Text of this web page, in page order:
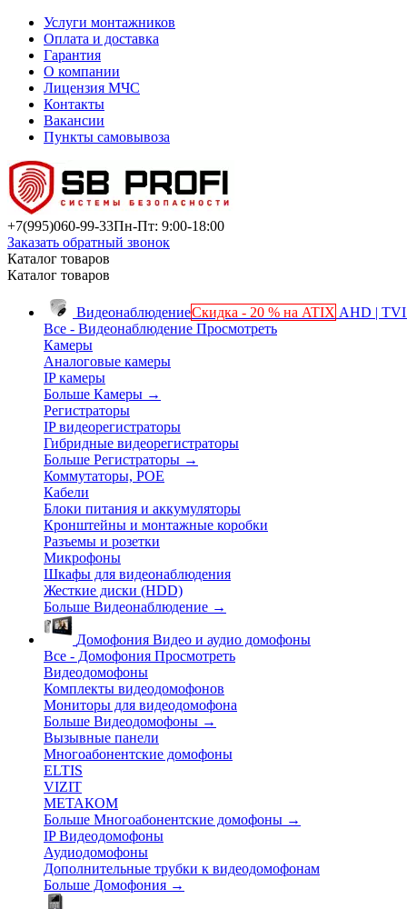
Услуги монтажников
Оплата и доставка
Гарантия
О компании
Лицензия МЧС
Контакты
Вакансии
Пункты самовывоза
+7(995)060-99-33Пн-Пт: 9:00-18:00
Заказать обратный звонок
Каталог товаров
Каталог товаров
ВидеонаблюдениеСкидка - 20 % на ATIX AHD |
Все - Видеонаблюдение Просмотреть
Камеры
Аналоговые камеры
IP камеры
Больше Камеры →
Регистраторы
IP видеорегистраторы
Гибридные видеорегистраторы
Больше Регистраторы →
Коммутаторы, POE
Кабели
Блоки питания и аккумуляторы
Кронштейны и монтажные коробки
Разъемы и розетки
Микрофоны
Шкафы для видеонаблюдения
Жесткие диски (HDD)
Больше Видеонаблюдение →
Домофония Видео и аудио домофоны
Все - Домофония Просмотреть
Видеодомофоны
Комплекты видеодомофонов
Мониторы для видеодомофона
Больше Видеодомофоны →
Вызывные панели
Многоабонентские домофоны
ELTIS
VIZIT
МЕТАКОМ
Больше Многоабонентские домофоны →
IP Видеодомофоны
Аудиодомофоны
Дополнительные трубки к видеодомофонам
Больше Домофония →